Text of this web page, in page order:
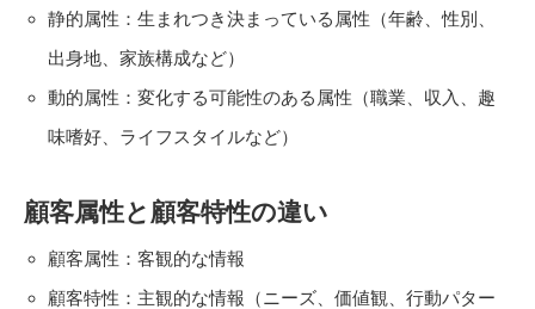
静的属性：生まれつき決まっている属性（年齢、性別、
出身地、家族構成など）
動的属性：変化する可能性のある属性（職業、収入、趣
味嗜好、ライフスタイルなど）
顧客属性と顧客特性の違い
顧客属性：客観的な情報
顧客特性：主観的な情報（ニーズ、価値観、行動パター